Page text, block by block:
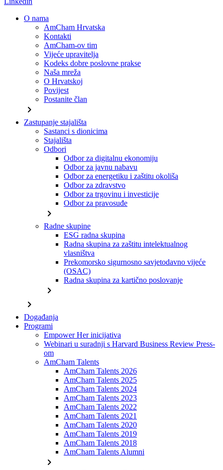
O nama
AmCham Hrvatska
Kontakti
AmCham-ov tim
Vijeće upravitelja
Kodeks dobre poslovne prakse
Naša mreža
O Hrvatskoj
Povijest
Postanite član
chevron_right
Zastupanje stajališta
Sastanci s dionicima
Stajališta
Odbori
Odbor za digitalnu ekonomiju
Odbor za javnu nabavu
Odbor za energetiku i zaštitu okoliša
Odbor za zdravstvo
Odbor za trgovinu i investicije
Odbor za pravosuđe
chevron_right
Radne skupine
ESG radna skupina
Radna skupina za zaštitu intelektualnog
vlasništva
Prekomorsko sigurnosno savjetodavno vijeće
(OSAC)
Radna skupina za kartično poslovanje
chevron_right
chevron_right
Događanja
Programi
Empower Her inicijativa
Webinari u suradnji s Harvard Business Review Press-
om
AmCham Talents
AmCham Talents 2026
AmCham Talents 2025
AmCham Talents 2024
AmCham Talents 2023
AmCham Talents 2022
AmCham Talents 2021
AmCham Talents 2020
AmCham Talents 2019
AmCham Talents 2018
AmCham Talents Alumni
chevron_right